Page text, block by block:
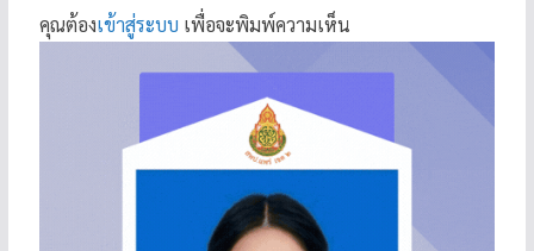
คุณต้องเข้าสู่ระบบ เพื่อจะพิมพ์ความเห็น